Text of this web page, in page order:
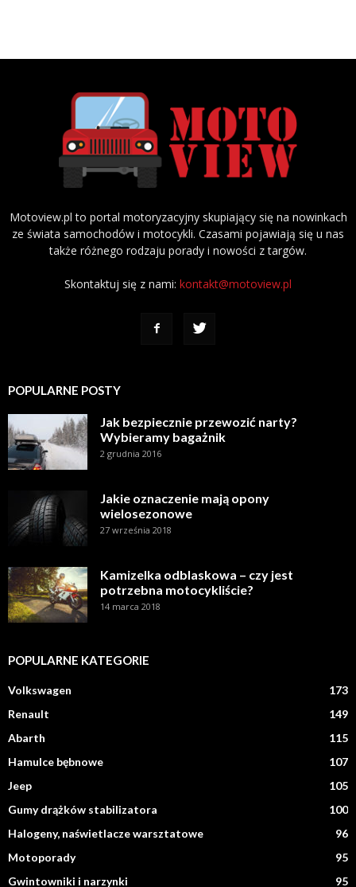
Motoview.pl to portal motoryzacyjny skupiający się na nowinkach
ze świata samochodów i motocykli. Czasami pojawiają się u nas
także różnego rodzaju porady i nowości z targów.
Skontaktuj się z nami: kontakt@motoview.pl
POPULARNE POSTY
Jak bezpiecznie przewozić narty?
Wybieramy bagażnik
2 grudnia 2016
Jakie oznaczenie mają opony
wielosezonowe
27 września 2018
Kamizelka odblaskowa – czy jest
potrzebna motocykliście?
14 marca 2018
POPULARNE KATEGORIE
Volkswagen
173
Renault
149
Abarth
115
Hamulce bębnowe
107
Jeep
105
Gumy drążków stabilizatora
100
Halogeny, naświetlacze warsztatowe
96
Motoporady
95
Gwintowniki i narzynki
95